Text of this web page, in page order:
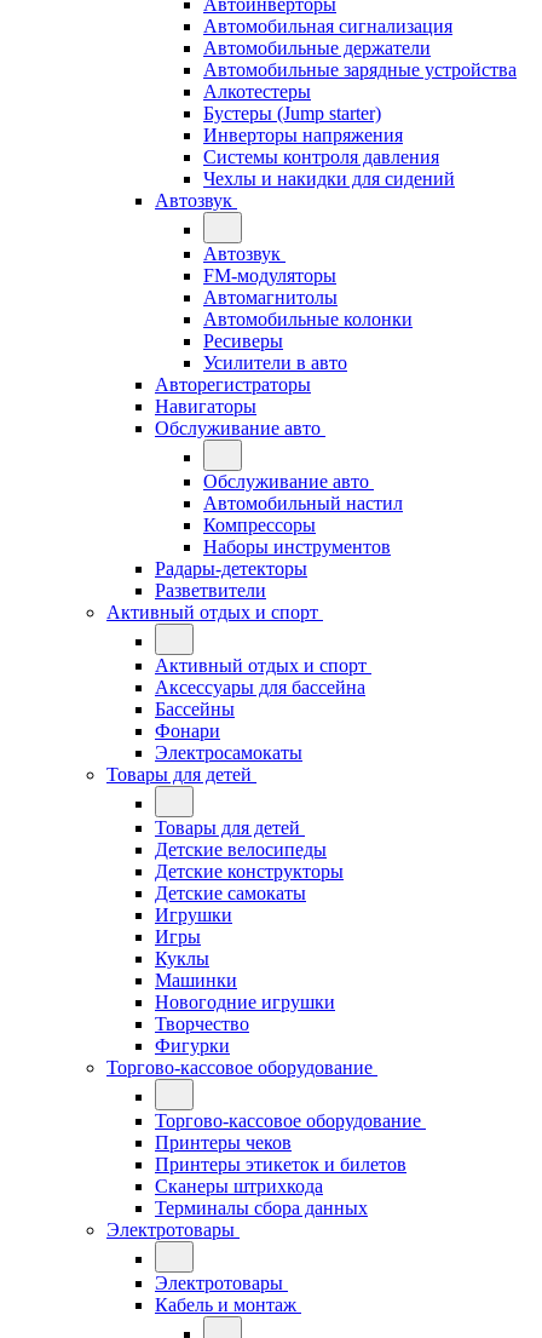
Автоинверторы
Автомобильная сигнализация
Автомобильные держатели
Автомобильные зарядные устройства
Алкотестеры
Бустеры (Jump starter)
Инверторы напряжения
Системы контроля давления
Чехлы и накидки для сидений
Автозвук
Автозвук
FM-модуляторы
Автомагнитолы
Автомобильные колонки
Ресиверы
Усилители в авто
Авторегистраторы
Навигаторы
Обслуживание авто
Обслуживание авто
Автомобильный настил
Компрессоры
Наборы инструментов
Радары-детекторы
Разветвители
Активный отдых и спорт
Активный отдых и спорт
Аксессуары для бассейна
Бассейны
Фонари
Электросамокаты
Товары для детей
Товары для детей
Детские велосипеды
Детские конструкторы
Детские самокаты
Игрушки
Игры
Куклы
Машинки
Новогодние игрушки
Творчество
Фигурки
Торгово-кассовое оборудование
Торгово-кассовое оборудование
Принтеры чеков
Принтеры этикеток и билетов
Сканеры штрихкода
Терминалы сбора данных
Электротовары
Электротовары
Кабель и монтаж